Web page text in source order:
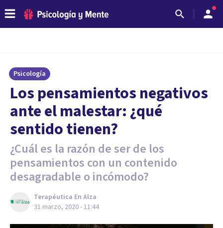
Psicología
Los pensamientos negativos
ante el malestar: ¿qué
sentido tienen?
¿Cuál es la razón de ser de los
pensamientos con un contenido
desagradable o incómodo?
Terapéutica En Alza
31 marzo, 2020 - 11:44